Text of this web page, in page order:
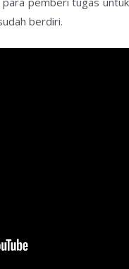
berdiri.